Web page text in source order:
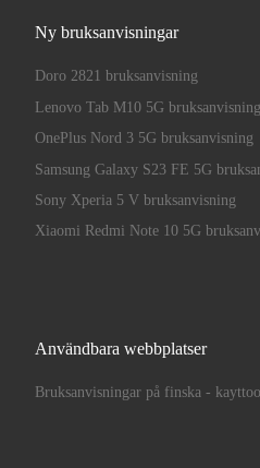
Ny bruksanvisningar
Doro 2821 bruksanvisning
Lenovo Tab M10 5G bruksanvisning
OnePlus Nord 3 5G bruksanvisning
Samsung Galaxy S23 FE 5G
Sony Xperia 5 V bruksanvisning
Xiaomi Redmi Note 10 5G
Användbara webbplatser
Bruksanvisningar på finska -